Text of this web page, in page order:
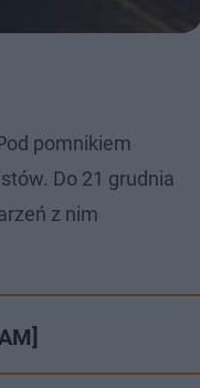
pomnikiem
Do 21 grudnia
z nim